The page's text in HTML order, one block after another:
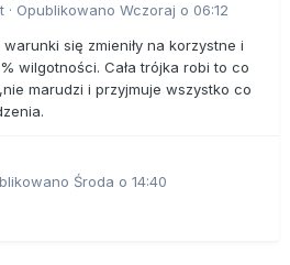
· Opublikowano Wczoraj o 06:12
się zmieniły na korzystne i
wilgotności. Cała trójka robi to co
marudzi i przyjmuje wszystko co
Środa o 14:40